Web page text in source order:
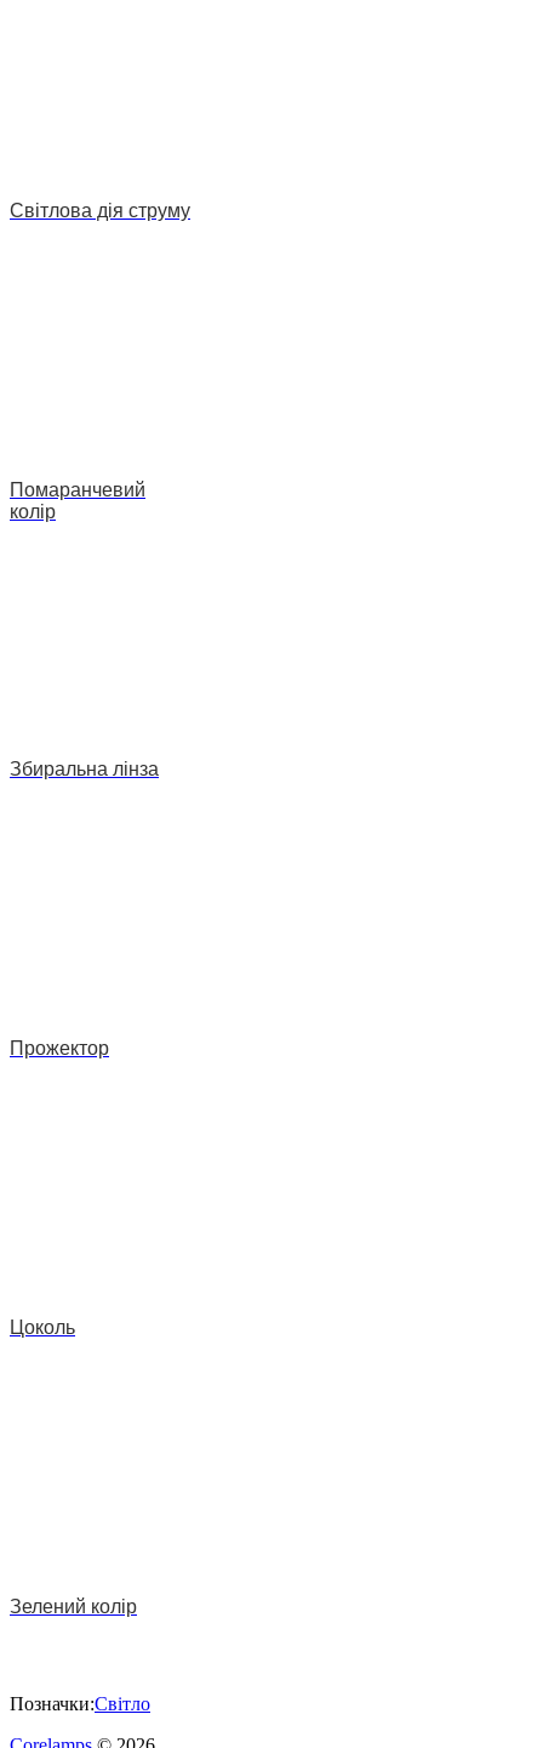
Світлова дія струму
Помаранчевий
колір
Збиральна лінза
Прожектор
Цоколь
Зелений колір
Позначки:Світло